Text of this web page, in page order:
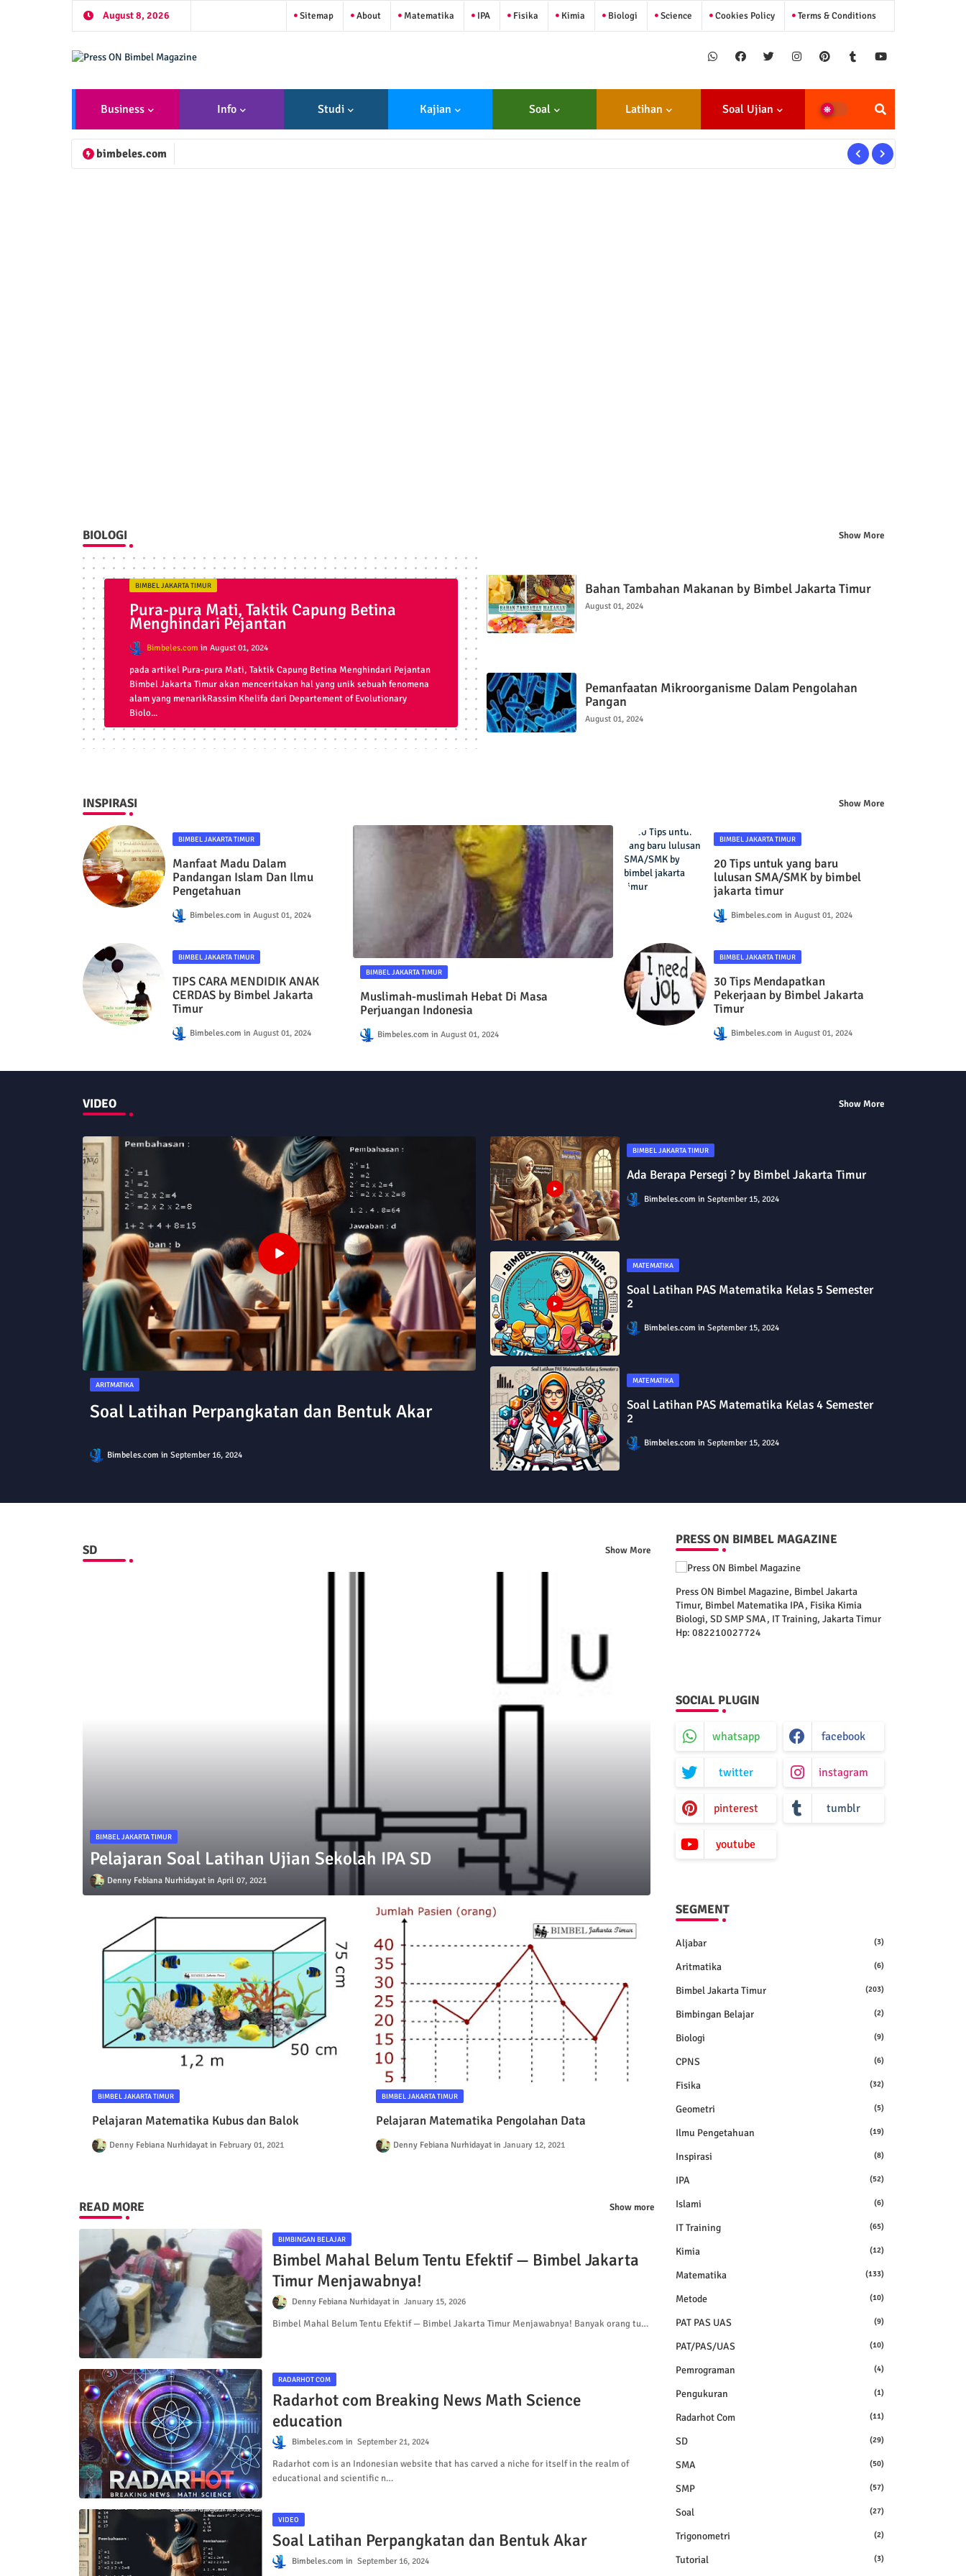
August 8, 2026 Sitemap About Matematika IPA Fisika Kimia Biologi Science Cookies Policy Terms & Conditions
Business Info Studi Kajian Soal Latihan Soal Ujian
bimbeles.com
BIOLOGI Show More
BIMBEL JAKARTA TIMUR
Pura-pura Mati, Taktik Capung Betina
Menghindari Pejantan
Bimbeles.com August 01, 2024
pada artikel Pura-pura Mati, Taktik Capung Betina Menghindari Pejantan
Bimbel Jakarta Timur akan menceritakan hal yang unik sebuah fenomena
alam yang menarikRassim Khelifa dari Departement of Evolutionary
Biolo...
Bahan Tambahan Makanan by Bimbel Jakarta Timur
August 01, 2024
Pemanfaatan Mikroorganisme Dalam Pengolahan
Pangan
August 01, 2024
INSPIRASI Show More
BIMBEL JAKARTA TIMUR
Manfaat Madu Dalam
Pandangan Islam Dan Ilmu
Pengetahuan
Bimbeles.com August 01, 2024
BIMBEL JAKARTA TIMUR
TIPS CARA MENDIDIK ANAK
CERDAS by Bimbel Jakarta
Timur
Bimbeles.com August 01, 2024
BIMBEL JAKARTA TIMUR
Muslimah-muslimah Hebat Di Masa
Perjuangan Indonesia
Bimbeles.com August 01, 2024
BIMBEL JAKARTA TIMUR
20 Tips untuk yang baru
lulusan SMA/SMK by bimbel
jakarta timur
Bimbeles.com August 01, 2024
BIMBEL JAKARTA TIMUR
30 Tips Mendapatkan
Pekerjaan by Bimbel Jakarta
Timur
Bimbeles.com August 01, 2024
VIDEO Show More
ARITMATIKA
Soal Latihan Perpangkatan dan Bentuk Akar
Bimbeles.com September 16, 2024
BIMBEL JAKARTA TIMUR
Ada Berapa Persegi ? by Bimbel Jakarta Timur
Bimbeles.com September 15, 2024
MATEMATIKA
Soal Latihan PAS Matematika Kelas 5 Semester
2
Bimbeles.com September 15, 2024
MATEMATIKA
Soal Latihan PAS Matematika Kelas 4 Semester
2
Bimbeles.com September 15, 2024
SD Show More
BIMBEL JAKARTA TIMUR
Pelajaran Soal Latihan Ujian Sekolah IPA SD
Denny Febiana Nurhidayat April 07, 2021
BIMBEL JAKARTA TIMUR
Pelajaran Matematika Kubus dan Balok
Denny Febiana Nurhidayat February 01, 2021
BIMBEL JAKARTA TIMUR
Pelajaran Matematika Pengolahan Data
Denny Febiana Nurhidayat January 12, 2021
READ MORE Show more
BIMBINGAN BELAJAR
Bimbel Mahal Belum Tentu Efektif — Bimbel Jakarta
Timur Menjawabnya!
Denny Febiana Nurhidayat January 15, 2026
Bimbel Mahal Belum Tentu Efektif — Bimbel Jakarta Timur Menjawabnya! Banyak orang tu…
RADARHOT COM
Radarhot com Breaking News Math Science
education
Bimbeles.com September 21, 2024
Radarhot com is an Indonesian website that has carved a niche for itself in the realm of
educational and scientific n…
VIDEO
Soal Latihan Perpangkatan dan Bentuk Akar
Bimbeles.com September 16, 2024
PRESS ON BIMBEL MAGAZINE
Press ON Bimbel Magazine, Bimbel Jakarta
Timur, Bimbel Matematika IPA, Fisika Kimia
Biologi, SD SMP SMA, IT Training, Jakarta Timur
Hp: 082210027724
SOCIAL PLUGIN
whatsapp facebook
twitter instagram
pinterest tumblr
youtube
SEGMENT
Aljabar (3)
Aritmatika (6)
Bimbel Jakarta Timur (203)
Bimbingan Belajar (2)
Biologi (9)
CPNS (6)
Fisika (32)
Geometri (5)
Ilmu Pengetahuan (19)
Inspirasi (8)
IPA (52)
Islami (6)
IT Training (65)
Kimia (12)
Matematika (133)
Metode (10)
PAT PAS UAS (9)
PAT/PAS/UAS (10)
Pemrograman (4)
Pengukuran (1)
Radarhot Com (11)
SD (29)
SMA (50)
SMP (57)
Soal (27)
Trigonometri (2)
Tutorial (3)